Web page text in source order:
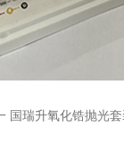
国瑞升氧化锆抛光套